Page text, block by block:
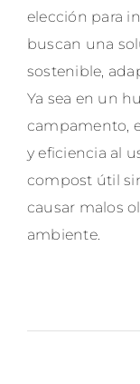
elección para
buscan una
sostenible,
Ya sea en un
campamento,
y eficiencia al
compost útil
causar malos
ambiente.